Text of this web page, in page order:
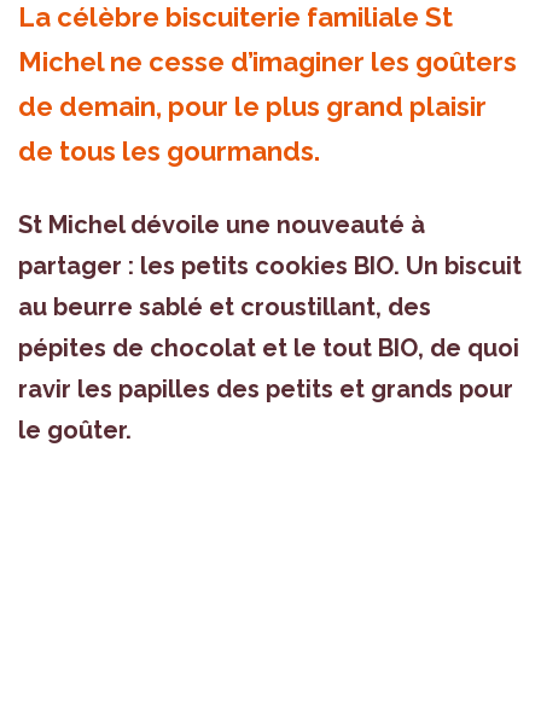
La célèbre biscuiterie familiale St
Michel ne cesse d’imaginer les goûters
de demain, pour le plus grand plaisir
de tous les gourmands.
St Michel dévoile une nouveauté à
partager : les petits cookies BIO. Un biscuit
au beurre sablé et croustillant, des
pépites de chocolat et le tout BIO, de quoi
ravir les papilles des petits et grands pour
le goûter.